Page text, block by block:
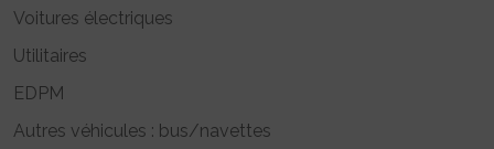
Voitures électriques
Utilitaires
EDPM
Autres véhicules : bus/navettes